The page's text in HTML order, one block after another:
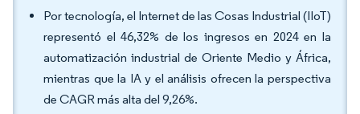
Por tecnología, el Internet de las Cosas Industrial (IIoT)
representó el 46,32% de los ingresos en 2024 en la
automatización industrial de Oriente Medio y África,
mientras que la IA y el análisis ofrecen la perspectiva
de CAGR más alta del 9,26%.